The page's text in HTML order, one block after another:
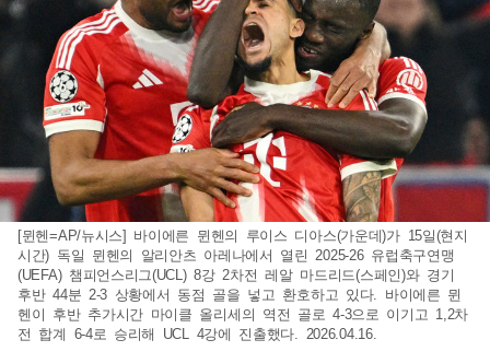
[뮌헨=AP/뉴시스] 바이에른 뮌헨의 루이스 디아스(가운데)가 15일(현지
시간) 독일 뮌헨의 알리안츠 아레나에서 열린 2025-26 유럽축구연맹
(UEFA) 챔피언스리그(UCL) 8강 2차전 레알 마드리드(스페인)와 경기
후반 44분 2-3 상황에서 동점 골을 넣고 환호하고 있다. 바이에른 뮌
헨이 후반 추가시간 마이클 올리세의 역전 골로 4-3으로 이기고 1,2차
전 합계 6-4로 승리해 UCL 4강에 진출했다. 2026.04.16.